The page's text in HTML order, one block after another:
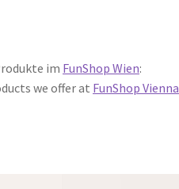
im FunShop Wien:
we offer at FunShop Vienna